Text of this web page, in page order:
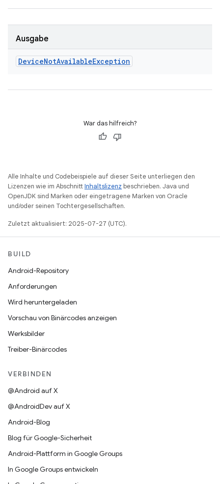
Ausgabe
DeviceNotAvailableException
War das hilfreich?
Alle Inhalte und Codebeispiele auf dieser Seite unterliegen den
Lizenzen wie im AbschnittInhaltslizenz beschrieben. Java und
OpenJDK sind Marken oder eingetragene Marken von Oracle
und/oder seinen Tochtergesellschaften.
Zuletzt aktualisiert: 2025-07-27 (UTC).
BUILD
Android-Repository
Anforderungen
Wird heruntergeladen
Vorschau von Binärcodes anzeigen
Werksbilder
Treiber-Binärcodes
VERBINDEN
@Android auf X
@AndroidDev auf X
Android-Blog
Blog für Google-Sicherheit
Android-Plattform in Google Groups
In Google Groups entwickeln